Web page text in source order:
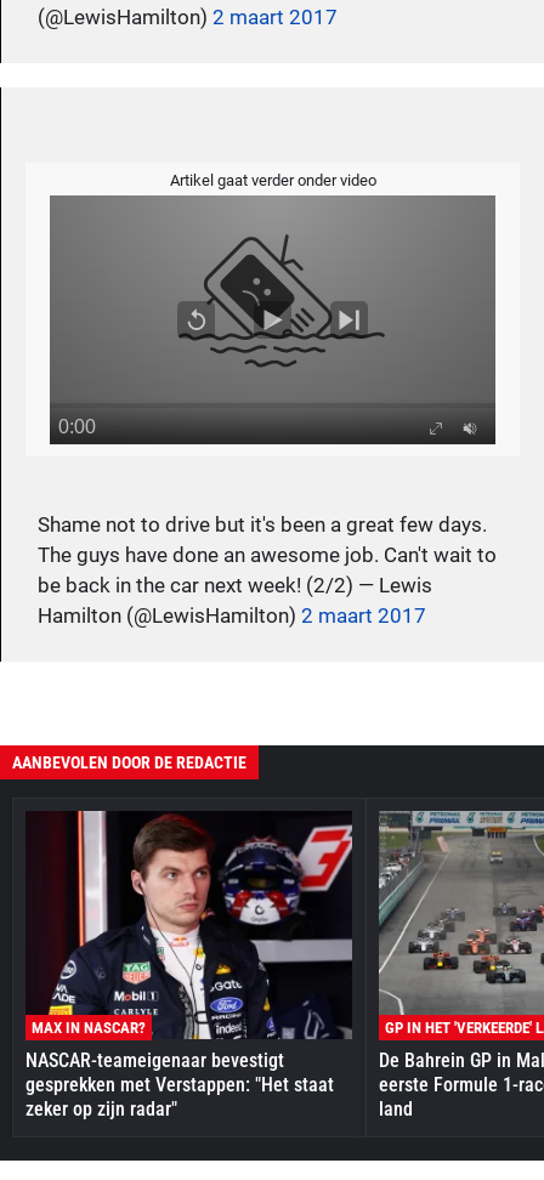
(@LewisHamilton) 2 maart 2017
Artikel gaat verder onder video
Shame not to drive but it's been a great few days.
The guys have done an awesome job. Can't wait to
be back in the car next week! (2/2) — Lewis
Hamilton (@LewisHamilton) 2 maart 2017
AANBEVOLEN DOOR DE REDACTIE
MAX IN NASCAR?
NASCAR-teameigenaar bevestigt
gesprekken met Verstappen: "Het staat
zeker op zijn radar"
GP IN HET 'VERKEERDE'
De Bahrein GP in
eerste Formule 1-
land